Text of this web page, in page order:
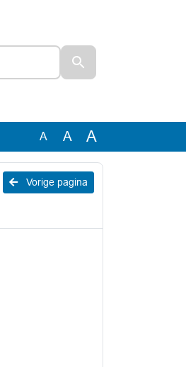
A A A
Vorige pagina